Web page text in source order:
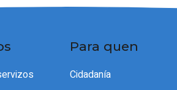
Para quen
Cidadanía